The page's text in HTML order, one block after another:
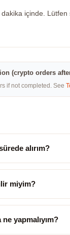
içinde.
(crypto orders
if not completed. See
alırım?
miyim?
yapmalıyım?